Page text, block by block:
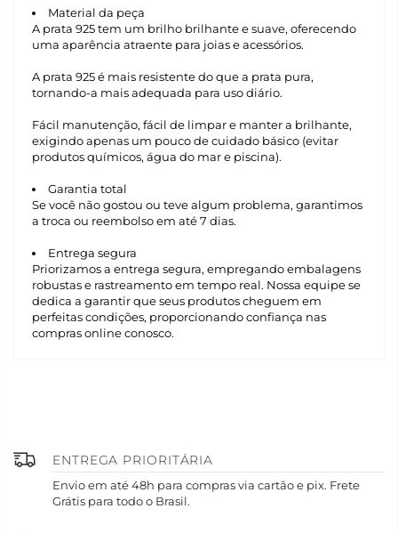
Material da peça
A prata 925 tem um brilho brilhante e suave, oferecendo
uma aparência atraente para joias e acessórios.
A prata 925 é mais resistente do que a prata pura,
tornando-a mais adequada para uso diário.
Fácil manutenção, fácil de limpar e manter a brilhante,
exigindo apenas um pouco de cuidado básico (evitar
produtos químicos, água do mar e piscina).
Garantia total
Se você não gostou ou teve algum problema, garantimos
a troca ou reembolso em até 7 dias.
Entrega segura
Priorizamos a entrega segura, empregando embalagens
robustas e rastreamento em tempo real. Nossa equipe se
dedica a garantir que seus produtos cheguem em
perfeitas condições, proporcionando confiança nas
compras online conosco.
ENTREGA PRIORITÁRIA
Envio em até 48h para compras via cartão e pix. Frete
Grátis para todo o Brasil.